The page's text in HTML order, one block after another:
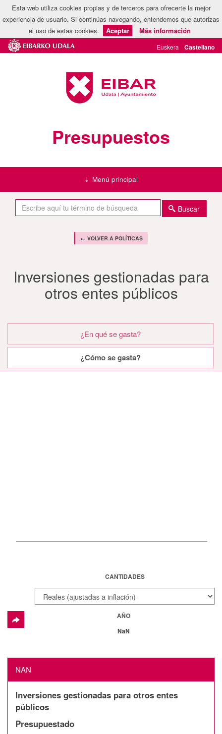
Esta web utiliza cookies propias y de terceros para ofrecerte la mejor
experiencia de usuario. Si continúas navegando, entendemos que autorizas
el uso de estas cookies.
Aceptar Más información
Presupuestos
Menú principal
Buscar
← VOLVER A POLÍTICAS
Inversiones gestionadas para
otros entes públicos
¿En qué se gasta?
¿Cómo se gasta?
CANTIDADES
AÑO
NaN
NAN
Inversiones gestionadas para otros entes
públicos
Presupuestado